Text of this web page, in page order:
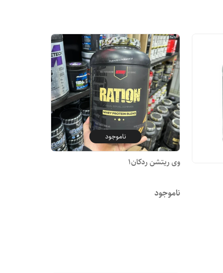
ناموجود
وی ریتشن ردکان1
ناموجود